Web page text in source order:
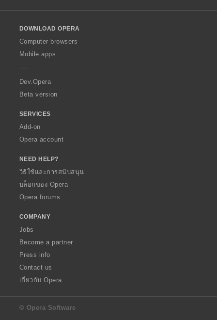
w
O
p
a
DOWNLOAD OPERA
Computer browsers
Mobile apps
Dev.Opera
Beta version
SERVICES
Add-on
Opera account
NEED HELP?
วิธีใช้และการสนับสนุน
บล็อกของ Opera
Opera forums
COMPANY
Jobs
Become a partner
Press info
Contact us
เกี่ยวกับ Opera
© Opera Software